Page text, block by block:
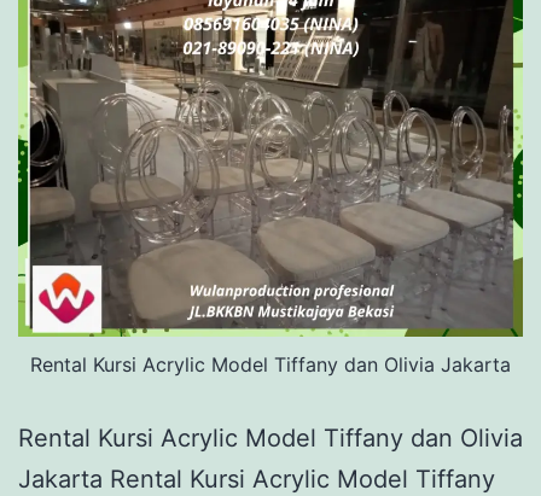
Rental Kursi Acrylic Model Tiffany dan Olivia Jakarta
Rental Kursi Acrylic Model Tiffany dan Olivia
Jakarta Rental Kursi Acrylic Model Tiffany